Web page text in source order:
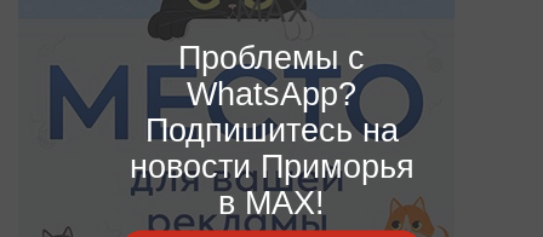
Проблемы с
WhatsApp?
Подпишитесь на
новости Приморья
в MAX!